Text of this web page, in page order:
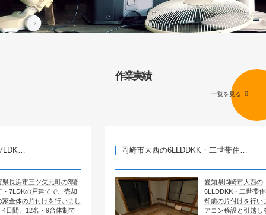
作業実績
一覧を見る
元町の3階
てで、売却
を行いまし
9台体制で
岡崎市大西の6LLDDKK・二世帯住…
愛知県岡崎市大西の
6LLDDKK・二世帯住宅で、売
却前の片付けを行いました。エ
アコン移設と引越しを含めて4